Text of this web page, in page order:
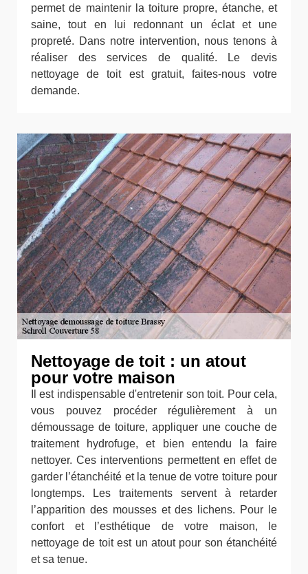
permet de maintenir la toiture propre, étanche, et
saine, tout en lui redonnant un éclat et une
propreté. Dans notre intervention, nous tenons à
réaliser des services de qualité. Le devis
nettoyage de toit est gratuit, faites-nous votre
demande.
Nettoyage de toit : un atout
pour votre maison
Il est indispensable d'entretenir son toit. Pour cela,
vous pouvez procéder régulièrement à un
démoussage de toiture, appliquer une couche de
traitement hydrofuge, et bien entendu la faire
nettoyer. Ces interventions permettent en effet de
garder l’étanchéité et la tenue de votre toiture pour
longtemps. Les traitements servent à retarder
l’apparition des mousses et des lichens. Pour le
confort et l’esthétique de votre maison, le
nettoyage de toit est un atout pour son étanchéité
et sa tenue.